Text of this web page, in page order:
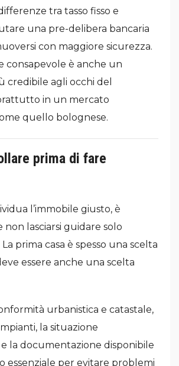
tra tasso fisso e
una pre-delibera bancaria
con maggiore sicurezza.
consapevole è anche un
credibile agli occhi del
in un mercato
quello bolognese.
prima di fare
l’immobile giusto, è
lasciarsi guidare solo
prima casa è spesso una scelta
essere anche una scelta
urbanistica e catastale,
la situazione
la documentazione disponibile
essenziale per evitare problemi